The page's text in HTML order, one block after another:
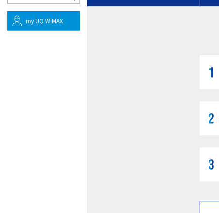
my UQ WiMAX